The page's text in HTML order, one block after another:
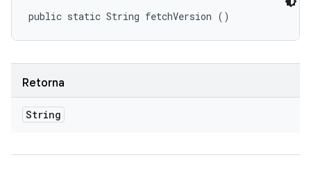
public static String fetchVersion ()
Retorna
String